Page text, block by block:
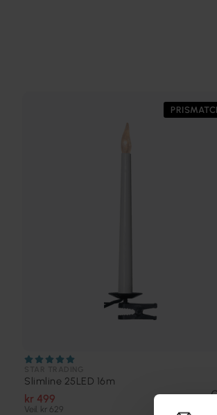
Slimline 25LED 16m
kr 499
Veil. kr 629